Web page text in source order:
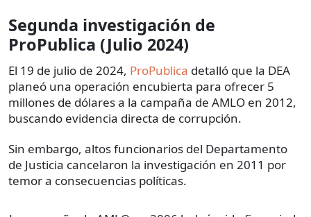
Segunda investigación de
ProPublica (Julio 2024)
El 19 de julio de 2024, ProPublica detalló que la DEA
planeó una operación encubierta para ofrecer 5
millones de dólares a la campaña de AMLO en 2012,
buscando evidencia directa de corrupción.
Sin embargo, altos funcionarios del Departamento
de Justicia cancelaron la investigación en 2011 por
temor a consecuencias políticas.